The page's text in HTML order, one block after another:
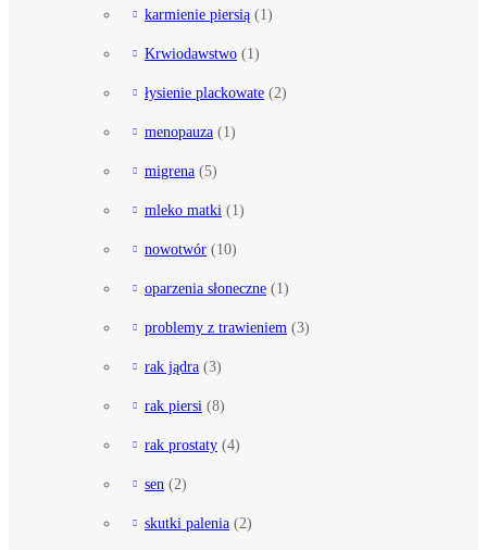
karmienie piersią (1)
Krwiodawstwo (1)
łysienie plackowate (2)
menopauza (1)
migrena (5)
mleko matki (1)
nowotwór (10)
oparzenia słoneczne (1)
problemy z trawieniem (3)
rak jądra (3)
rak piersi (8)
rak prostaty (4)
sen (2)
skutki palenia (2)